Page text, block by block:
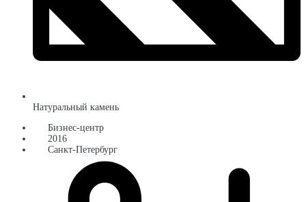
Натуральный камень
Бизнес-центр
2016
Санкт-Петербург